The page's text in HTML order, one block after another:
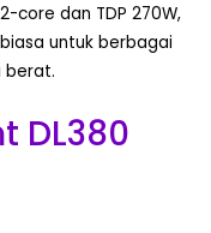
core dan TDP 270W,
untuk berbagai
berat.
DL380